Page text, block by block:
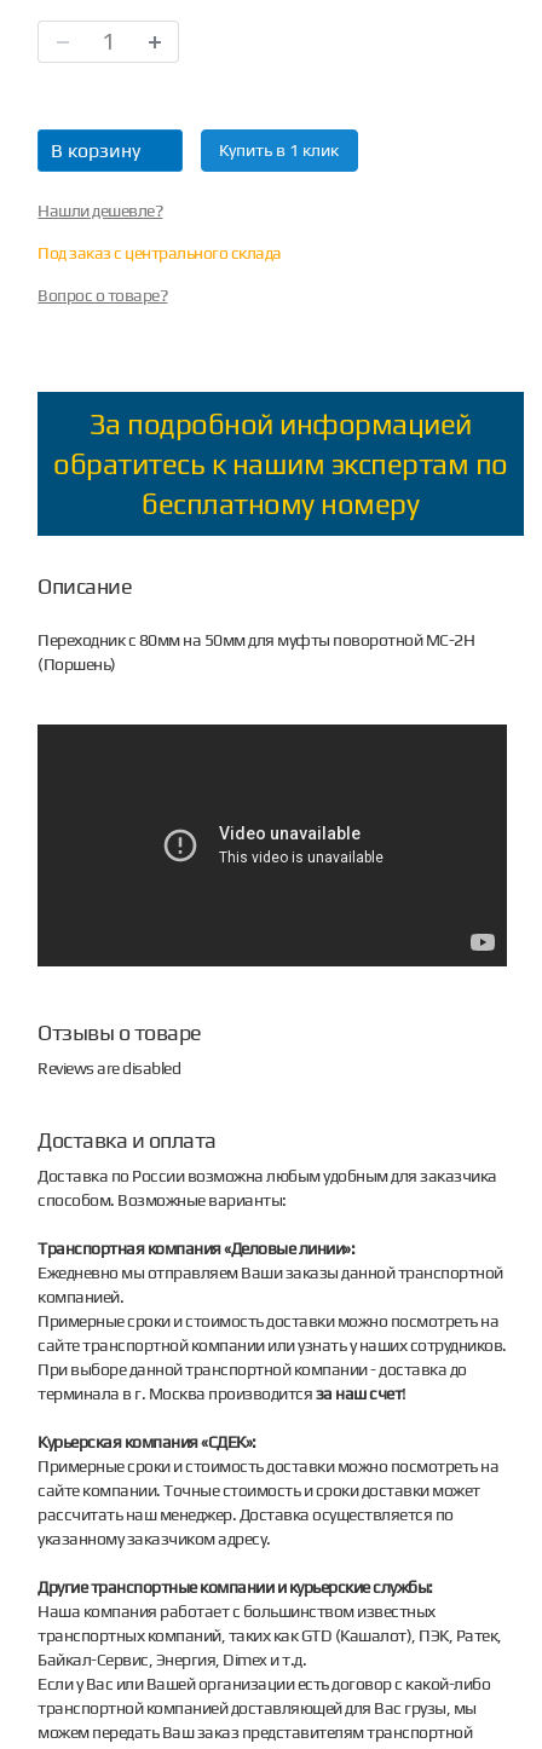
В корзину Купить в 1 клик
Нашли дешевле?
Под заказ с центрального склада
Вопрос о товаре?
За подробной информацией
обратитесь к нашим экспертам по
бесплатному номеру
Описание
Переходник с 80мм на 50мм для муфты поворотной МС-2Н
(Поршень)
Отзывы о товаре
Reviews are disabled
Доставка и оплата
Доставка по России возможна любым удобным для заказчика
способом. Возможные варианты:
Транспортная компания «Деловые линии»:
Ежедневно мы отправляем Ваши заказы данной транспортной
компанией.
Примерные сроки и стоимость доставки можно посмотреть на
сайте транспортной компании или узнать у наших сотрудников.
При выборе данной транспортной компании - доставка до
терминала в г. Москва производитсяза наш счет!
Курьерская компания «СДЕК»:
Примерные сроки и стоимость доставки можно посмотреть на
сайте компании. Точные стоимость и сроки доставки может
рассчитать наш менеджер. Доставка осуществляется по
указанному заказчиком адресу.
Другие транспортные компании и курьерские службы:
Наша компания работает с большинством известных
транспортных компаний, таких как GTD (Кашалот), ПЭК, Ратек,
Байкал-Сервис, Энергия, Dimex и т.д.
Если у Вас или Вашей организации есть договор с какой-либо
транспортной компанией доставляющей для Вас грузы, мы
можем передать Ваш заказ представителям транспортной